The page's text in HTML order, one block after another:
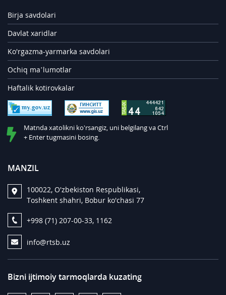
Birja savdolari
Davlat xaridlar
Ko'rgazma-yarmarka savdolari
Ochiq ma’lumotlar
Haftalik kotirovkalar
Matnda xatolikni ko'rsangiz, uni belgilang va Ctrl
+ Enter tugmasini bosing.
MANZIL
100022, O'zbekiston Respublikasi,
Toshkent shahri, Bobur ko'chasi 77
+998 (71) 207-00-33, 1162
info@rtsb.uz
Bizni ijtimoiy tarmoqlarda kuzating